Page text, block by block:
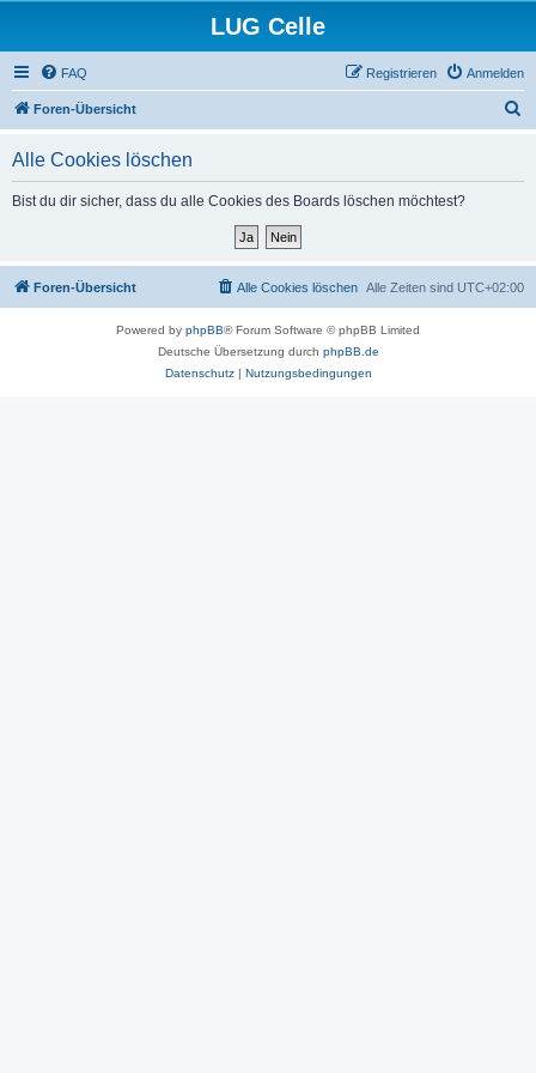
LUG Celle
FAQ Anmelden
Registrieren
Foren-Übersicht
Alle Cookies löschen
Bist du dir sicher, dass du alle Cookies des Boards löschen möchtest?
Foren-Übersicht Alle Zeiten sind UTC+02:00
Alle Cookies löschen
Powered by phpBB® Forum Software © phpBB Limited
Deutsche Übersetzung durch phpBB.de
Datenschutz| Nutzungsbedingungen